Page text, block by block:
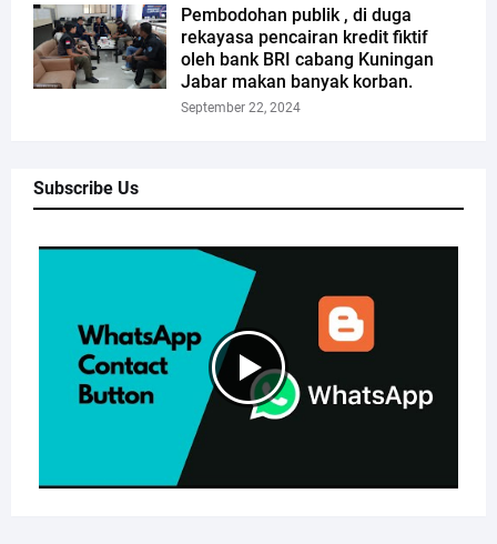
Pembodohan publik , di duga
rekayasa pencairan kredit fiktif
oleh bank BRI cabang Kuningan
Jabar makan banyak korban.
September 22, 2024
Subscribe Us